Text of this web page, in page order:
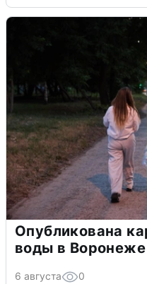
Опубликована
воды в Воронеже
6 августа 0